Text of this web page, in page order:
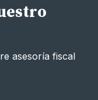
asesoría fiscal